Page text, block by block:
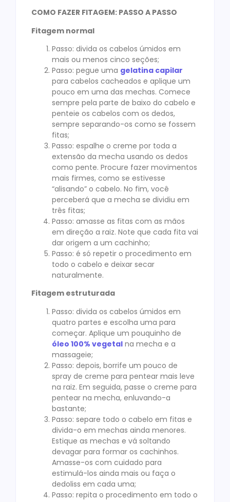
COMO FAZER FITAGEM: PASSO A PASSO
Fitagem normal
Passo: divida os cabelos úmidos em
mais ou menos cinco seções;
Passo: pegue uma gelatina capilar
para cabelos cacheados e aplique um
pouco em uma das mechas. Comece
sempre pela parte de baixo do cabelo e
penteie os cabelos com os dedos,
sempre separando-os como se fossem
fitas;
Passo: espalhe o creme por toda a
extensão da mecha usando os dedos
como pente. Procure fazer movimentos
mais firmes, como se estivesse
“alisando” o cabelo. No fim, você
perceberá que a mecha se dividiu em
três fitas;
Passo: amasse as fitas com as mãos
em direção a raiz. Note que cada fita vai
dar origem a um cachinho;
Passo: é só repetir o procedimento em
todo o cabelo e deixar secar
naturalmente.
Fitagem estruturada
Passo: divida os cabelos úmidos em
quatro partes e escolha uma para
começar. Aplique um pouquinho de
óleo 100% vegetal na mecha e a
massageie;
Passo: depois, borrife um pouco de
spray de creme para pentear mais leve
na raiz. Em seguida, passe o creme para
pentear na mecha, enluvando-a
bastante;
Passo: separe todo o cabelo em fitas e
divida-o em mechas ainda menores.
Estique as mechas e vá soltando
devagar para formar os cachinhos.
Amasse-os com cuidado para
estimulá-los ainda mais ou faça o
dedoliss em cada uma;
Passo: repita o procedimento em todo o